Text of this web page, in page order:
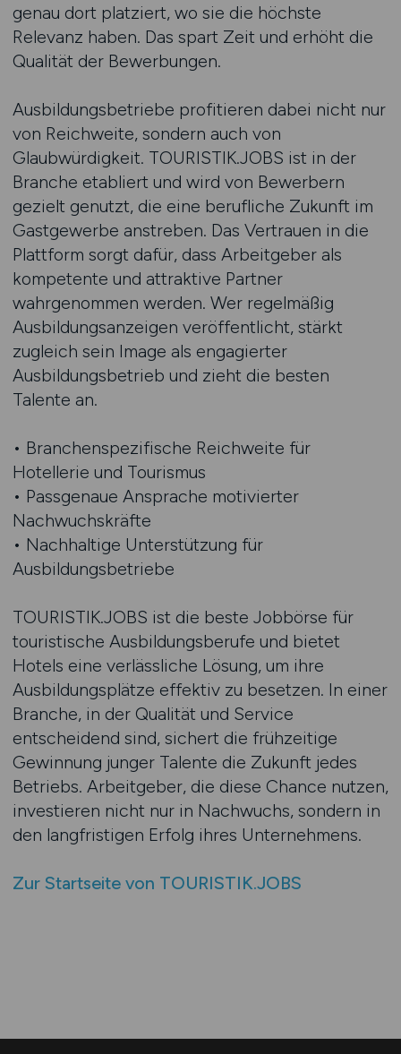
genau dort platziert, wo sie die höchste
Relevanz haben. Das spart Zeit und erhöht die
Qualität der Bewerbungen.
Ausbildungsbetriebe profitieren dabei nicht nur
von Reichweite, sondern auch von
Glaubwürdigkeit. TOURISTIK.JOBS ist in der
Branche etabliert und wird von Bewerbern
gezielt genutzt, die eine berufliche Zukunft im
Gastgewerbe anstreben. Das Vertrauen in die
Plattform sorgt dafür, dass Arbeitgeber als
kompetente und attraktive Partner
wahrgenommen werden. Wer regelmäßig
Ausbildungsanzeigen veröffentlicht, stärkt
zugleich sein Image als engagierter
Ausbildungsbetrieb und zieht die besten
Talente an.
• Branchenspezifische Reichweite für
Hotellerie und Tourismus
• Passgenaue Ansprache motivierter
Nachwuchskräfte
• Nachhaltige Unterstützung für
Ausbildungsbetriebe
TOURISTIK.JOBS ist die beste Jobbörse für
touristische Ausbildungsberufe und bietet
Hotels eine verlässliche Lösung, um ihre
Ausbildungsplätze effektiv zu besetzen. In einer
Branche, in der Qualität und Service
entscheidend sind, sichert die frühzeitige
Gewinnung junger Talente die Zukunft jedes
Betriebs. Arbeitgeber, die diese Chance nutzen,
investieren nicht nur in Nachwuchs, sondern in
den langfristigen Erfolg ihres Unternehmens.
Zur Startseite von TOURISTIK.JOBS